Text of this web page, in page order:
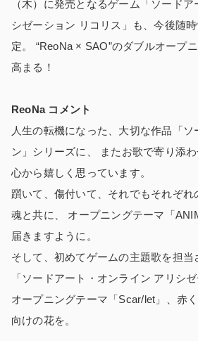
（木）に発売となるゲーム「ソード
シゼーション リコリス」も、今後随
定。 “ReoNa × SAO”のダブルオープ
高まる！
ReoNa コメント
人生の転機になった、大切な作品「ソ
ン」シリーズに、 またお歌で寄り添わ
心から嬉しく思っています。
躓いて、傷付いて、それでもそれぞれ
魂と共に、 オープニングテーマ「
届きますように。
そして、初めてゲームの主題歌を担当
「ソードアート・オンライン アリシ
オープニングテーマ「Scar/let」、赤
向けの花を。